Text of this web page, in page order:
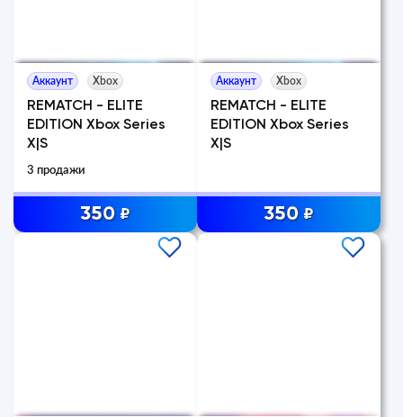
Аккаунт Xbox
REMATCH - ELITE
EDITION Xbox Series
X|S
3 продажи
350 ₽
Аккаунт Xbox
REMATCH - ELITE
EDITION Xbox Series
X|S
350 ₽